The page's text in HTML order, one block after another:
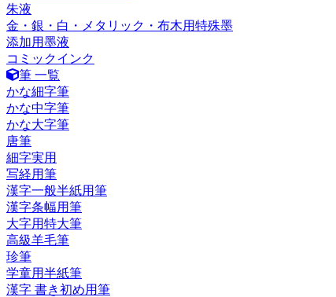
朱液
金・銀・白・メタリック・布木用特殊墨
添加用墨液
コミックインク
筆 一覧
かな細字筆
かな中字筆
かな大字筆
唐筆
細字実用
写経用筆
漢字一般半紙用筆
漢字条幅用筆
大字用特大筆
高級羊毛筆
珍筆
学童用半紙筆
漢字 書き初め用筆